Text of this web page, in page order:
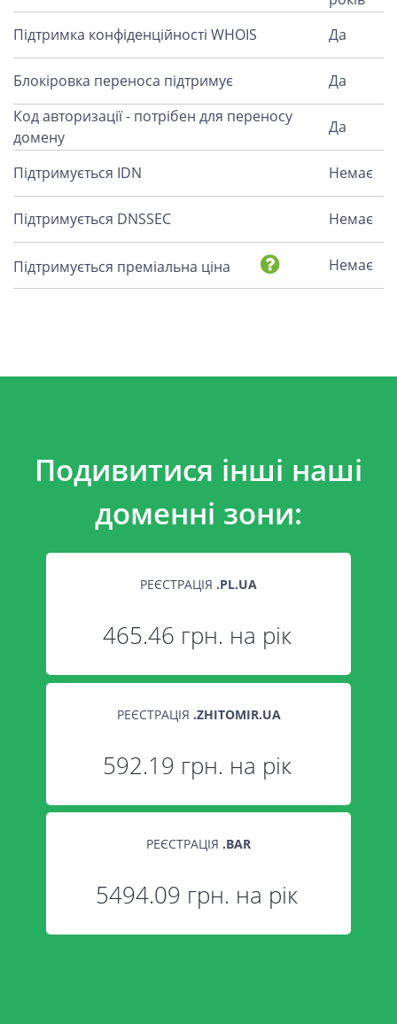
Підтримка конфіденційності WHOIS
Да
Блокіровка переноса підтримує
Да
Код авторизації - потрібен для переносу
домену
Да
Підтримується IDN Немає
Підтримується DNSSEC Немає
Підтримується преміальна ціна Немає
Подивитися інші наші
доменні зони:
РЕЄСТРАЦІЯ .PL.UA
465.46 грн. на рік
РЕЄСТРАЦІЯ .ZHITOMIR.UA
592.19 грн. на рік
РЕЄСТРАЦІЯ .BAR
5494.09 грн. на рік